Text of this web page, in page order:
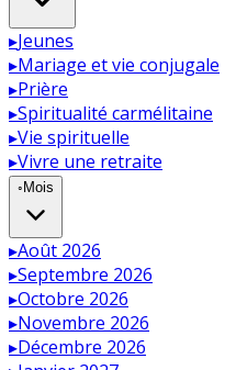
▸Jeunes
▸Mariage et vie conjugale
▸Prière
▸Spiritualité carmélitaine
▸Vie spirituelle
▸Vivre une retraite
◦ Mois
▸Août 2026
▸Septembre 2026
▸Octobre 2026
▸Novembre 2026
▸Décembre 2026